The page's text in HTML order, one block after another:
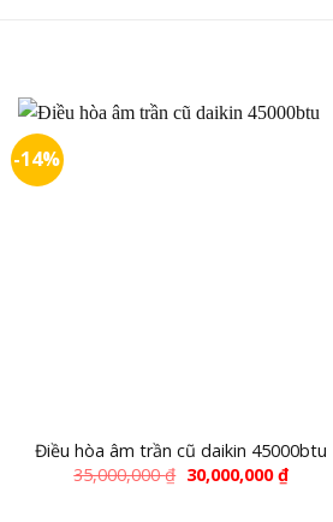
-14%
Điều hòa âm trần cũ daikin 45000btu
35,000,000₫ 30,000,000₫